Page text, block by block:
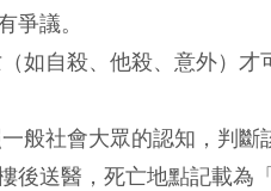
爭議。
如自殺、他殺、意外）才
般社會大眾的認知，判斷
後送醫，死亡地點記載為